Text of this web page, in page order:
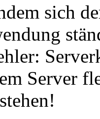
sich
Server